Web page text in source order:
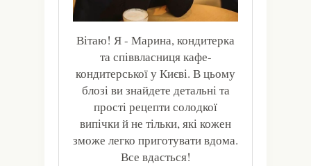
Вітаю! Я - Марина, кондитерка
та співвласниця кафе-
кондитерської у Києві. В цьому
блозі ви знайдете детальні та
прості рецепти солодкої
випічки й не тільки, які кожен
зможе легко приготувати вдома.
Все вдасться!